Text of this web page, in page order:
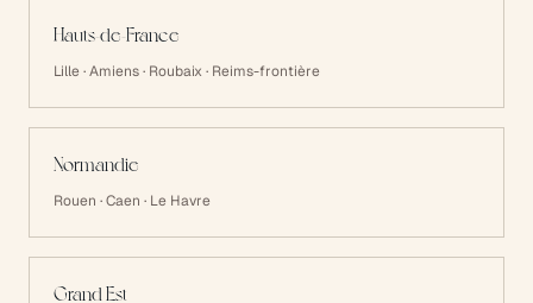
Hauts-de-France
Lille · Amiens · Roubaix · Reims-frontière
Normandie
Rouen · Caen · Le Havre
Grand Est